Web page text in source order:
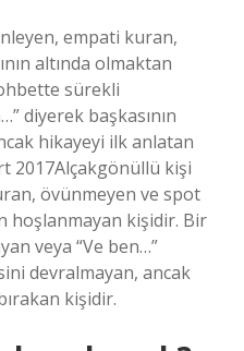
empati kuran,
altında olmaktan
sürekli
diyerek başkasının
hikayeyi ilk anlatan
2017Alçakgönüllü kişi
övünmeyen ve spot
hoşlanmayan kişidir. Bir
veya “Ve ben…”
devralmayan, ancak
kişidir.